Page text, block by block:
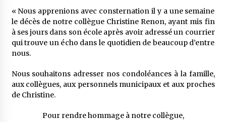
« Nous apprenions avec consternation il y a une semaine
le décès de notre collègue Christine Renon, ayant mis fin
à ses jours dans son école après avoir adressé un courrier
qui trouve un écho dans le quotidien de beaucoup d’entre
nous.
Nous souhaitons adresser nos condoléances à la famille,
aux collègues, aux personnels municipaux et aux proches
de Christine.
Pour rendre hommage à notre collègue,